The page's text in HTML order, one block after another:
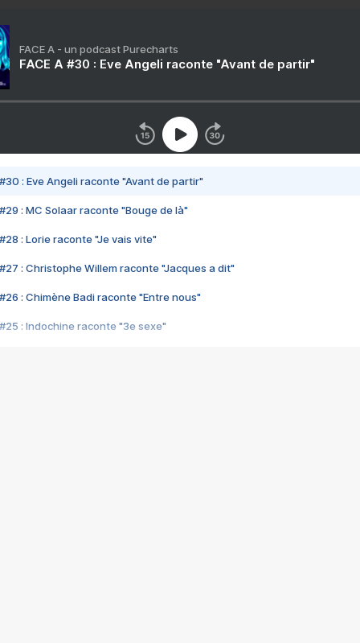
FACE A - un podcast Purecharts
FACE A #30 : Eve Angeli raconte "Avant de partir"
#30 : Eve Angeli raconte "Avant de partir"
#29 : MC Solaar raconte "Bouge de là"
#28 : Lorie raconte "Je vais vite"
#27 : Christophe Willem raconte "Jacques a dit"
#26 : Chimène Badi raconte "Entre nous"
#25 : Indochine raconte "3e sexe"